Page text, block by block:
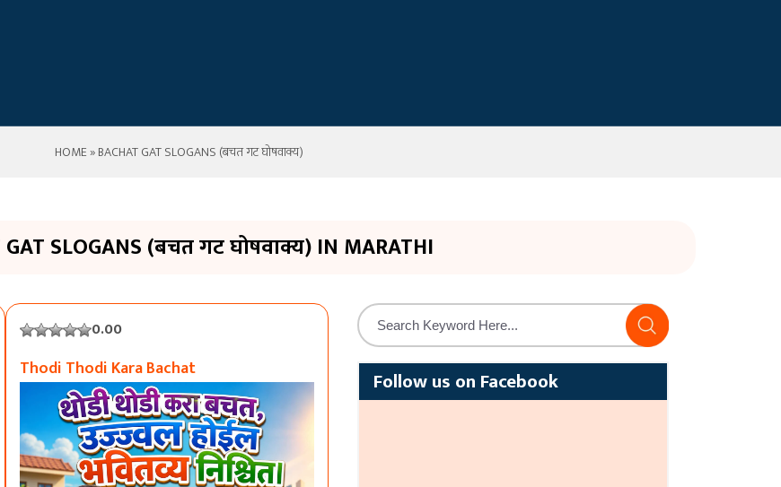
HOME» BACHAT GAT SLOGANS (बचत गट घोषवाक्य)
GAT SLOGANS (बचत गट घोषवाक्य) IN MARATHI
0.00
Thodi Thodi Kara Bachat Follow us on Facebook